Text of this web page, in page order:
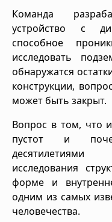
Команда
устройство с
способное
исследовать
обнаружатся
конструкции,
может быть закрыт.
Вопрос в том, что
пустот и
десятилетиями
исследования
форме и
одним из самых
человечества.